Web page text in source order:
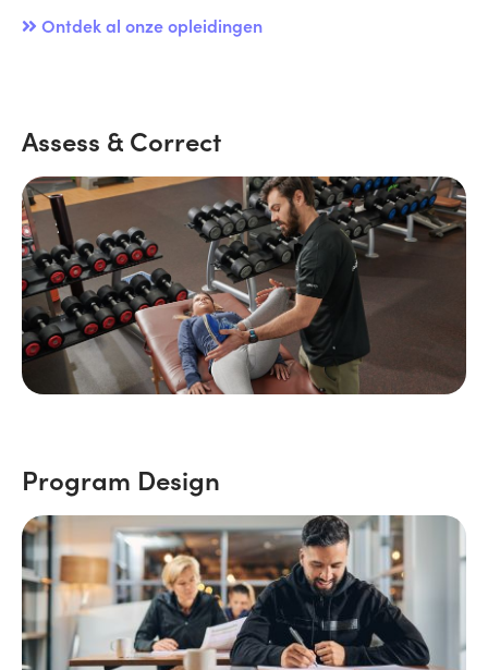
Ontdek al onze opleidingen
Assess & Correct
Program Design